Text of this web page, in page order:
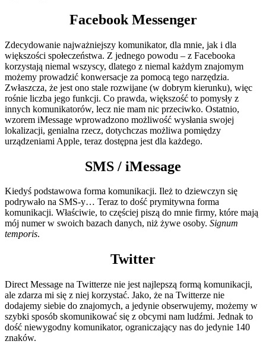
Facebook Messenger
Zdecydowanie najważniejszy komunikator, dla mnie, jak i dla
większości społeczeństwa. Z jednego powodu – z Facebooka
korzystają niemal wszyscy, dlatego z niemal każdym znajomym
możemy prowadzić konwersacje za pomocą tego narzędzia.
Zwłaszcza, że jest ono stale rozwijane (w dobrym kierunku), więc
rośnie liczba jego funkcji. Co prawda, większość to pomysły z
innych komunikatorów, lecz nie mam nic przeciwko. Ostatnio,
wzorem iMessage wprowadzono możliwość wysłania swojej
lokalizacji, genialna rzecz, dotychczas możliwa pomiędzy
urządzeniami Apple, teraz dostępna jest dla każdego.
SMS / iMessage
Kiedyś podstawowa forma komunikacji. Ileż to dziewczyn się
podrywało na SMS-y… Teraz to dość prymitywna forma
komunikacji. Właściwie, to częściej piszą do mnie firmy, które mają
mój numer w swoich bazach danych, niż żywe osoby. Signum
temporis.
Twitter
Direct Message na Twitterze nie jest najlepszą formą komunikacji,
ale zdarza mi się z niej korzystać. Jako, że na Twitterze nie
dodajemy siebie do znajomych, a jedynie obserwujemy, możemy w
szybki sposób skomunikować się z obcymi nam ludźmi. Jednak to
dość niewygodny komunikator, ograniczający nas do jedynie 140
znaków.